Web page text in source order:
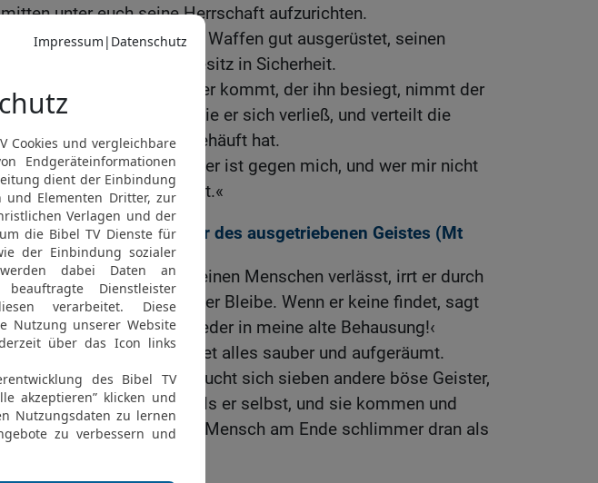
mitten unter euch seine Herrschaft aufzurichten.
Solange ein Starker, mit Waffen gut ausgerüstet, seinen
Palast bewacht, ist sein Besitz in Sicherheit.
Sobald aber ein Stärkerer kommt, der ihn besiegt, nimmt der
ihm alle Waffen weg, auf die er sich verließ, und verteilt die
Beute, die er bei sich aufgehäuft hat.
23
Wer nicht für mich ist, der ist gegen mich, und wer mir nicht
sammeln hilft, der zerstreut.«
Warnung vor der Rückkehr des ausgetriebenen Geistes (Mt
12,43-45)
24 »Wenn ein böser Geist einen Menschen verlässt, irrt er durch
Wüsten und sucht nach einer Bleibe. Wenn er keine findet, sagt
er sich: ›Ich gehe lieber wieder in meine alte Behausung!‹
25 Er kehrt zurück und findet alles sauber und aufgeräumt.
26 Darauf geht er hin und sucht sich sieben andere böse Geister,
die noch schlimmer sind als er selbst, und sie kommen und
wohnen dort. So ist dieser Mensch am Ende schlimmer dran als